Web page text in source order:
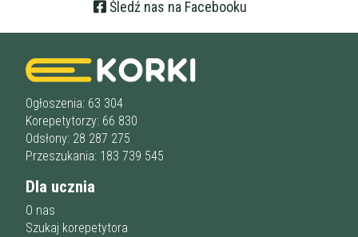
Śledź nas na Facebooku
Ogłoszenia: 63 304
Korepetytorzy: 66 830
Odsłony: 28 287 275
Przeszukania: 183 739 545
Dla ucznia
O nas
Szukaj korepetytora